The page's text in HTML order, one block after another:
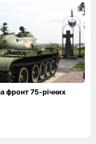
фронт 75-річних